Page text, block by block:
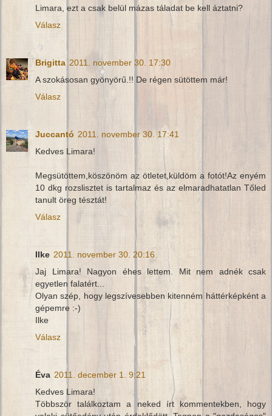
Limara, ezt a csak belül mázas táladat be kell áztatni?
Válasz
Brigitta 2011. november 30. 17:30
A szokásosan gyönyörű.!! De régen sütöttem már!
Válasz
Juccantó 2011. november 30. 17:41
Kedves Limara!
Megsütöttem,köszönöm az ötletet,küldöm a fotót!Az enyém
10 dkg rozslisztet is tartalmaz és az elmaradhatatlan Tőled
tanult öreg tésztát!
Válasz
Ilke 2011. november 30. 20:16
Jaj Limara! Nagyon éhes lettem. Mit nem adnék csak
egyetlen falatért...
Olyan szép, hogy legszívesebben kitenném háttérképként a
gépemre :-)
Ilke
Válasz
Éva 2011. december 1. 9:21
Kedves Limara!
Többször találkoztam a neked írt kommentekben, hogy